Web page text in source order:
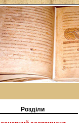
Розділи